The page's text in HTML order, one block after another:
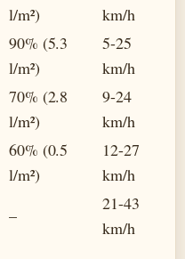
l/m²)
km/h
90% (5.3
l/m²)
5-25
km/h
70% (2.8
l/m²)
9-24
km/h
60% (0.5
l/m²)
12-27
km/h
–
21-43
km/h